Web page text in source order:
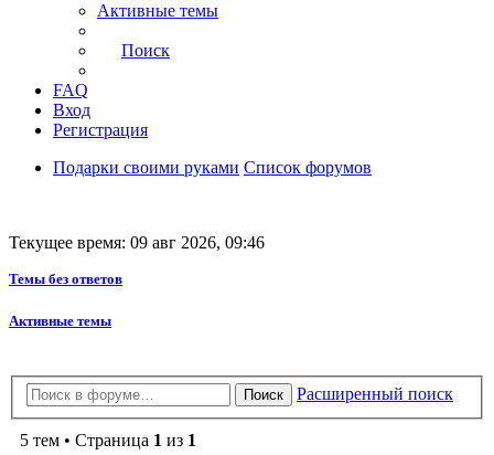
Активные темы
Поиск
FAQ
Вход
Регистрация
Подарки своими руками Список форумов
Текущее время: 09 авг 2026, 09:46
Темы без ответов
Активные темы
Поиск Расширенный поиск
5 тем • Страница 1 из 1